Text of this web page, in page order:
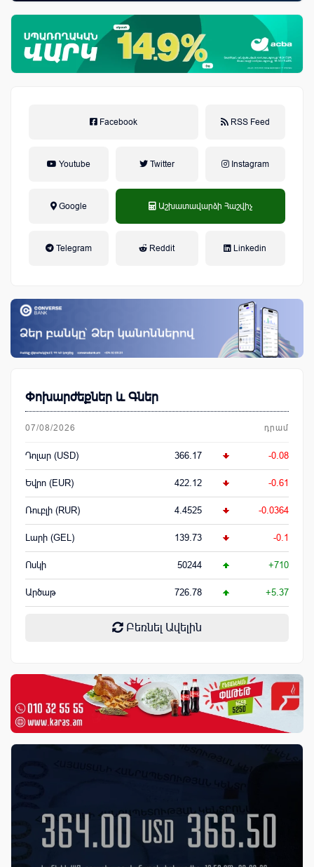
Facebook RSS Feed
Youtube Twitter Instagram
Google Աշխատավարձի Հաշվիչ
Telegram Reddit Linkedin
Փոխարժեքներ և Գներ
07/08/2026 դրամ
Դոլար (USD) 366.17 -0.08
Եվրո (EUR) 422.12 -0.61
Ռուբլի (RUR) 4.4525 -0.0364
Լարի (GEL) 139.73 -0.1
Ոսկի 50244 +710
Արծաթ 726.78 +5.37
Բեռնել Ավելին